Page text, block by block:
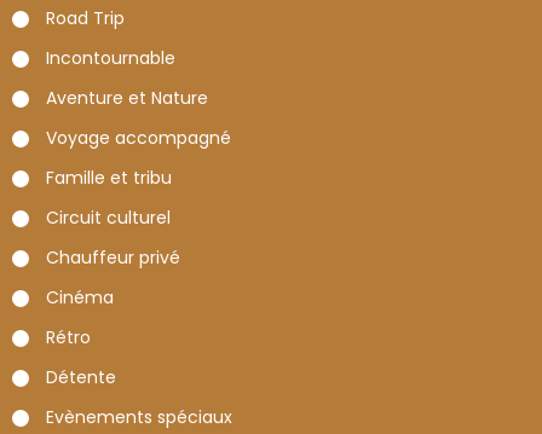
Road Trip
Incontournable
Aventure et Nature
Voyage accompagné
Famille et tribu
Circuit culturel
Chauffeur privé
Cinéma
Rétro
Détente
Evènements spéciaux